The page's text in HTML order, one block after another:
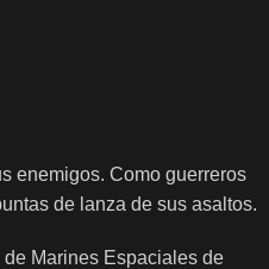
enemigos. Como guerreros
de lanza de sus asaltos.
Marines Espaciales de